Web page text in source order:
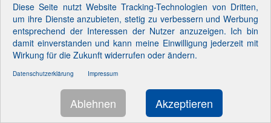
Diese Seite nutzt Website Tracking-Technologien von Dritten,
um ihre Dienste anzubieten, stetig zu verbessern und Werbung
entsprechend der Interessen der Nutzer anzuzeigen. Ich bin
damit einverstanden und kann meine Einwilligung jederzeit mit
Wirkung für die Zukunft widerrufen oder ändern.
Datenschutzerklärung Impressum
Ablehnen Akzeptieren